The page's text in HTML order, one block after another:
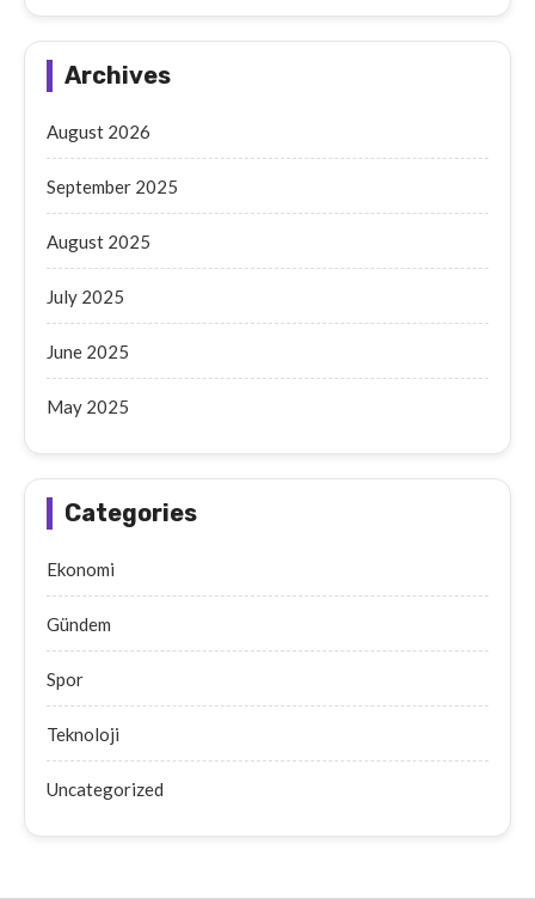
Archives
August 2026
September 2025
August 2025
July 2025
June 2025
May 2025
Categories
Ekonomi
Gündem
Spor
Teknoloji
Uncategorized